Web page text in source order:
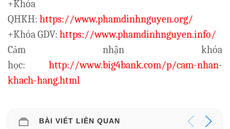
+Khóa
QHKH: https://www.phamdinhnguyen.org/
+Khóa GDV: https://www.phamdinhnguyen.info/
Cảm nhận khóa
học: http://www.big4bank.com/p/cam-nhan-
khach-hang.html
BÀI VIẾT LIÊN QUAN